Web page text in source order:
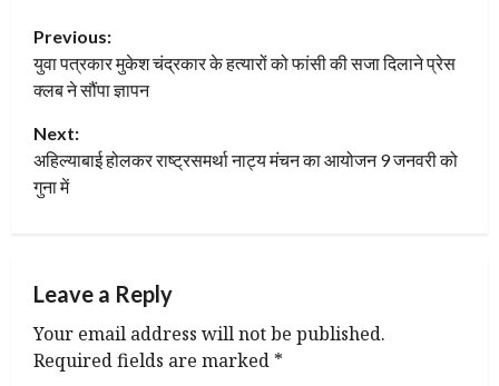
P
o
s
t
v
i
Previous:
युवा पत्रकार मुकेश चंद्रकार के हत्यारों को फांसी की सजा दिलाने प्रेस
क्लब ने सौंपा ज्ञापन
Next:
अहिल्याबाई होलकर राष्ट्रसमर्था नाट्य मंचन का आयोजन 9 जनवरी को
गुना में
Leave a Reply
Your email address will not be published.
Required fields are marked *